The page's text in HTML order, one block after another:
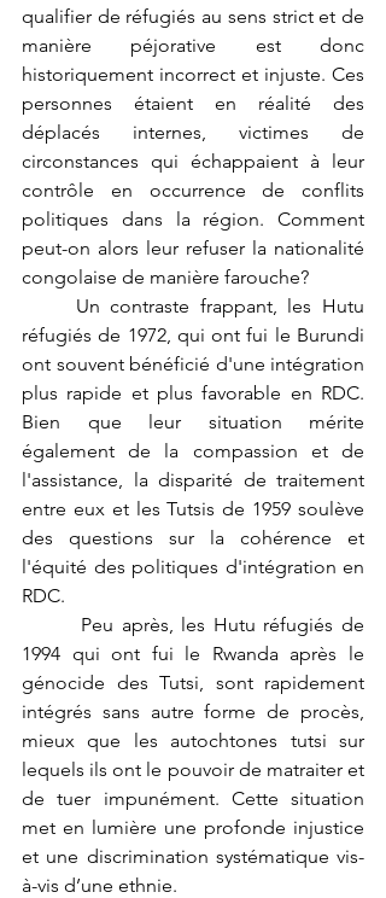
qualifier de réfugiés au sens strict et de
manière péjorative est donc
historiquement incorrect et injuste. Ces
personnes étaient en réalité des
déplacés internes, victimes de
circonstances qui échappaient à leur
contrôle en occurrence de conflits
politiques dans la région. Comment
peut-on alors leur refuser la nationalité
congolaise de manière farouche?
réfugiés de 1972, qui ont fui le Burundi
ont souvent bénéficié d'une intégration
plus rapide et plus favorable en RDC.
Bien que leur situation mérite
également de la compassion et de
l'assistance, la disparité de traitement
entre eux et les Tutsis de 1959 soulève
des questions sur la cohérence et
l'équité des politiques d'intégration en
RDC.
1994 qui ont fui le Rwanda après le
génocide des Tutsi, sont rapidement
intégrés sans autre forme de procès,
mieux que les autochtones tutsi sur
lequels ils ont le pouvoir de matraiter et
de tuer impunément. Cette situation
met en lumière une profonde injustice
et une discrimination systématique vis-
à-vis d’une ethnie.